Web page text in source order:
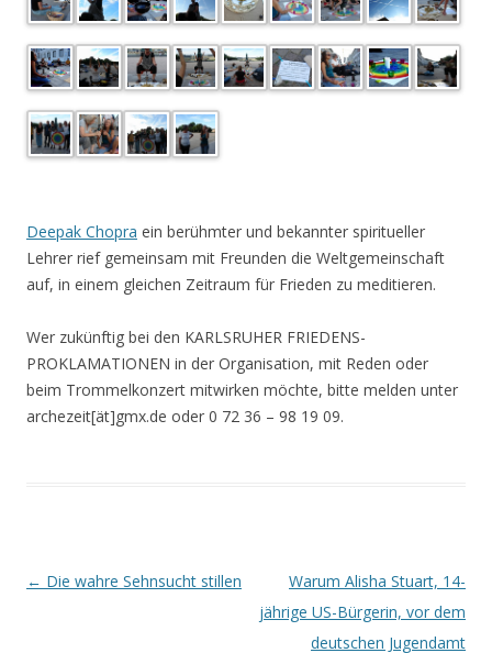
Deepak Chopra ein berühmter und bekannter spiritueller
Lehrer rief gemeinsam mit Freunden die Weltgemeinschaft
auf, in einem gleichen Zeitraum für Frieden zu meditieren.
Wer zukünftig bei den KARLSRUHER FRIEDENS-
PROKLAMATIONEN in der Organisation, mit Reden oder
beim Trommelkonzert mitwirken möchte, bitte melden unter
archezeit[ät]gmx.de oder 0 72 36 – 98 19 09.
Beitrags-
← Die wahre Sehnsucht stillen
Warum Alisha Stuart, 14-
jährige US-Bürgerin, vor dem
deutschen Jugendamt